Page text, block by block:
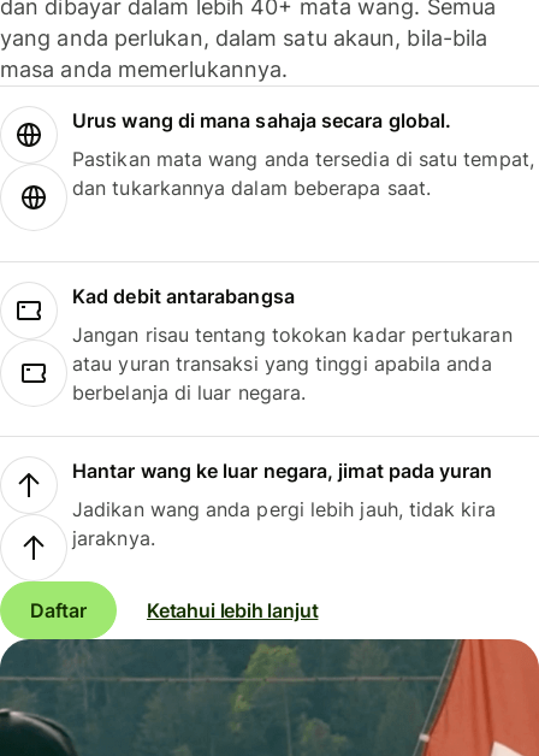
dan dibayar dalam lebih 40+ mata wang. Semua
yang anda perlukan, dalam satu akaun, bila-bila
masa anda memerlukannya.
Urus wang di mana sahaja secara global.
Pastikan mata wang anda tersedia di satu tempat,
dan tukarkannya dalam beberapa saat.
Kad debit antarabangsa
Jangan risau tentang tokokan kadar pertukaran
atau yuran transaksi yang tinggi apabila anda
berbelanja di luar negara.
Hantar wang ke luar negara, jimat pada yuran
Jadikan wang anda pergi lebih jauh, tidak kira
jaraknya.
Daftar Ketahui lebih lanjut